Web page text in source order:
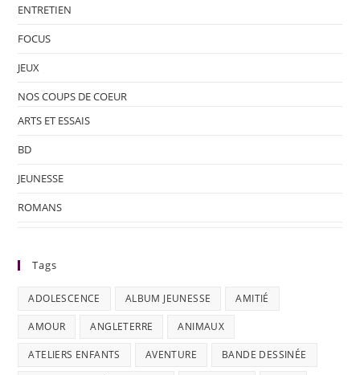
ENTRETIEN
FOCUS
JEUX
NOS COUPS DE COEUR
ARTS ET ESSAIS
BD
JEUNESSE
ROMANS
Tags
ADOLESCENCE ALBUM JEUNESSE AMITIÉ
AMOUR ANGLETERRE ANIMAUX
ATELIERS ENFANTS AVENTURE BANDE DESSINÉE